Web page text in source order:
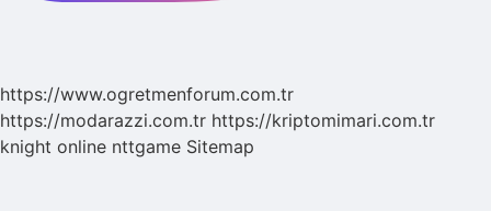
https://www.ogretmenforum.com.tr
https://modarazzi.com.tr https://kriptomimari.com.tr
knight online nttgame Sitemap